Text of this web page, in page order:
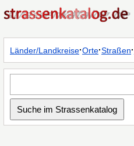
Länder/Landkreise·Orte·Straßen·